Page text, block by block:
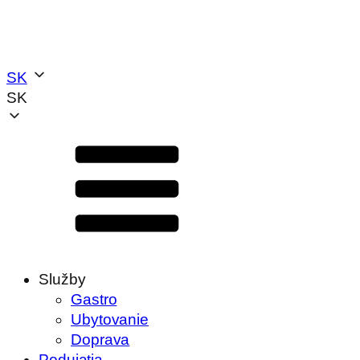
SK
SK
Služby
Gastro
Ubytovanie
Doprava